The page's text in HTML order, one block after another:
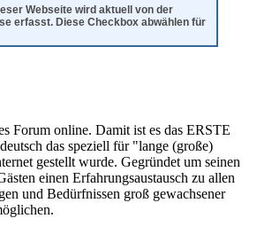
Webseite wird aktuell von der
erfasst. Diese Checkbox abwählen für
Forum online. Damit ist es das ERSTE
das speziell für "lange (große)
gestellt wurde. Gegründet um seinen
einen Erfahrungsaustausch zu allen
und Bedürfnissen groß gewachsener